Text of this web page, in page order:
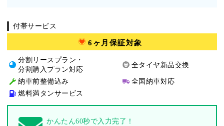
付帯サービス
6ヶ月保証対象
分割リースプラン・
分割購入プラン対応
全タイヤ新品交換
納車前整備込み
全国納車対応
燃料満タンサービス
かんたん60秒で入力完了！